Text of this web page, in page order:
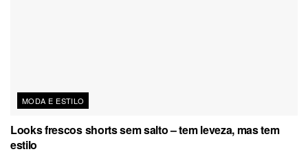
MODA E ESTILO
Looks frescos shorts sem salto – tem leveza, mas tem
estilo